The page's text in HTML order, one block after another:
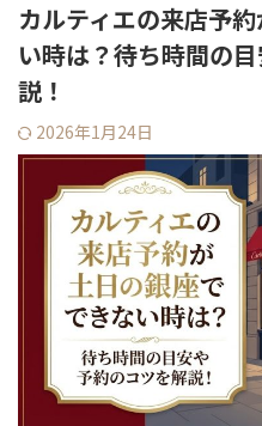
カルティエの来店予
い時は？待ち時間の
説！
2026年1月24日